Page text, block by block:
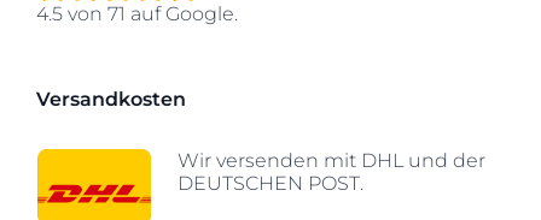
4.5 von 71 auf Google.
Versandkosten
Wir versenden mit DHL und der
DEUTSCHEN POST.